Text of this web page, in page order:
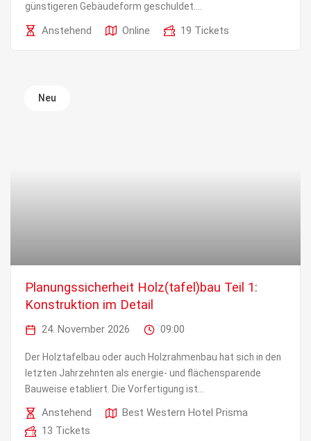
günstigeren Gebäudeform geschuldet....
Anstehend Online 19 Tickets
Neu
Planungssicherheit Holz(tafel)bau Teil 1:
Konstruktion im Detail
24. November 2026 09:00
Der Holztafelbau oder auch Holzrahmenbau hat sich in den
letzten Jahrzehnten als energie- und flächensparende
Bauweise etabliert. Die Vorfertigung ist...
Anstehend
Best Western Hotel Prisma
13 Tickets